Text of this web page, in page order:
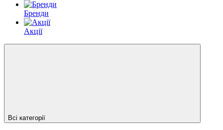
Бренди
Акції
Всі категорії